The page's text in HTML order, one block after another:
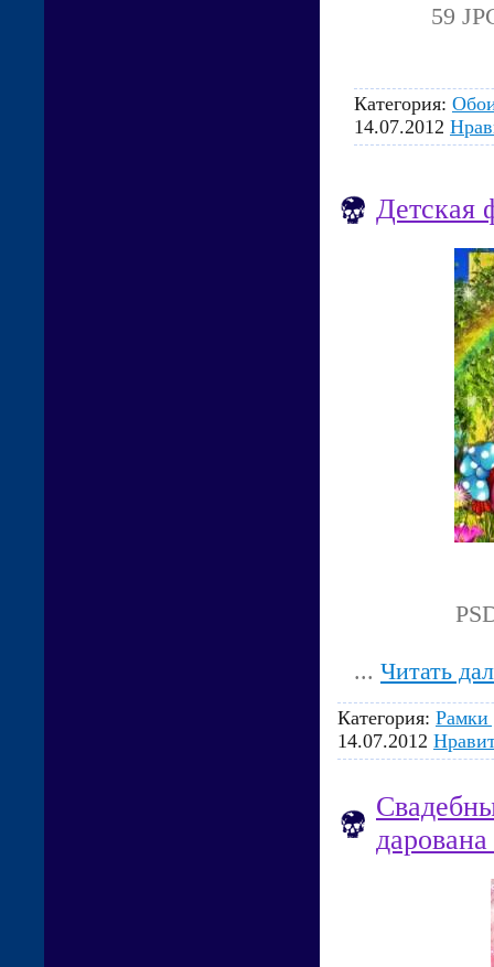
59
Категория:
14.07.2012
Детская
... Читать
Категория: Рамки
14.07.2012